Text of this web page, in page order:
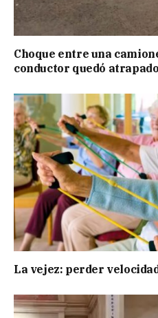
Choque entre una
conductor quedó atrapado
La vejez: perder